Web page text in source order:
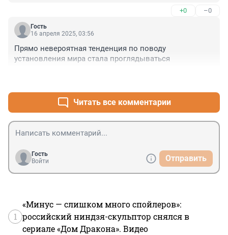
состояние сырьевого придатка и потребительского
рынка? Хотя, чего возвращать, не особо и ушли.
+0 –0
Гость
16 апреля 2025, 03:56
Прямо невероятная тенденция по поводу
установления мира стала проглядываться
Читать все комментарии
Гость
Войти
Отправить
1
«Минус — слишком много спойлеров»:
российский ниндзя-скульптор снялся в
сериале «Дом Дракона». Видео